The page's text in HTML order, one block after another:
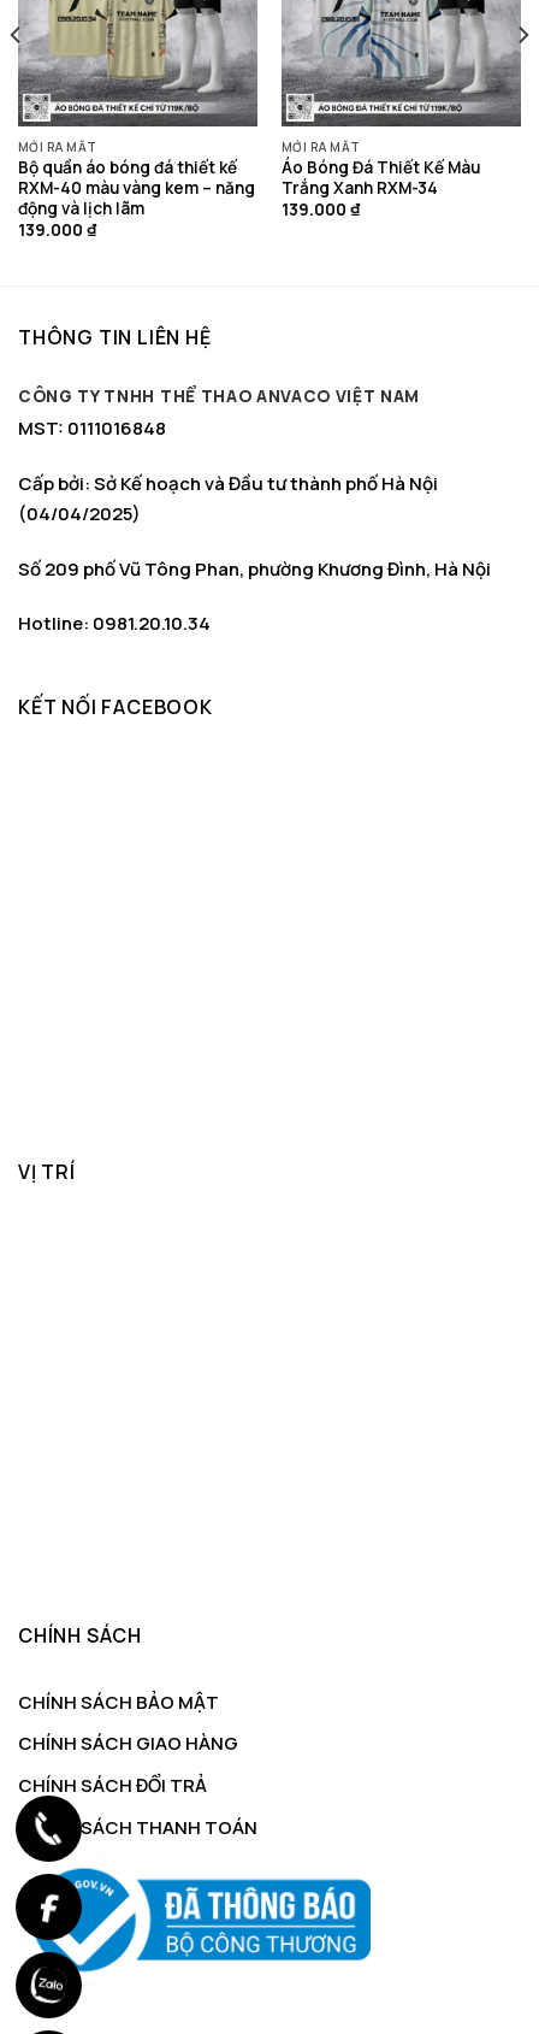
MỚI RA MẮT
Bộ quần áo bóng đá thiết kế
RXM-40 màu vàng kem – năng
động và lịch lãm
139.000 ₫
MỚI RA MẮT
Áo Bóng Đá Thiết Kế Màu
Trắng Xanh RXM-34
139.000 ₫
THÔNG TIN LIÊN HỆ
CÔNG TY TNHH THỂ THAO ANVACO VIỆT NAM
MST: 0111016848
Cấp bởi: Sở Kế hoạch và Đầu tư thành phố Hà Nội
(04/04/2025)
Số 209 phố Vũ Tông Phan, phường Khương Đình, Hà Nội
Hotline: 0981.20.10.34
KẾT NỐI FACEBOOK
VỊ TRÍ
CHÍNH SÁCH
CHÍNH SÁCH BẢO MẬT
CHÍNH SÁCH GIAO HÀNG
CHÍNH SÁCH ĐỔI TRẢ
CHÍNH SÁCH THANH TOÁN